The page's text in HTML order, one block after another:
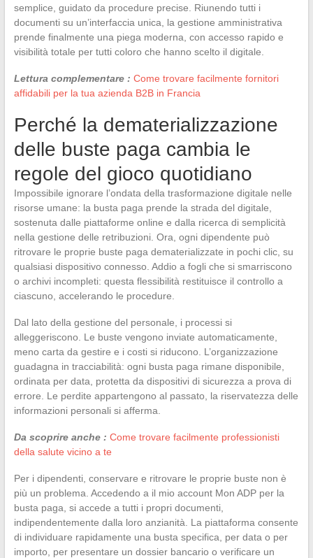
semplice, guidato da procedure precise. Riunendo tutti i
documenti su un’interfaccia unica, la gestione amministrativa
prende finalmente una piega moderna, con accesso rapido e
visibilità totale per tutti coloro che hanno scelto il digitale.
Lettura complementare : Come trovare facilmente fornitori
affidabili per la tua azienda B2B in Francia
Perché la dematerializzazione
delle buste paga cambia le
regole del gioco quotidiano
Impossibile ignorare l’ondata della trasformazione digitale nelle
risorse umane: la busta paga prende la strada del digitale,
sostenuta dalle piattaforme online e dalla ricerca di semplicità
nella gestione delle retribuzioni. Ora, ogni dipendente può
ritrovare le proprie buste paga dematerializzate in pochi clic, su
qualsiasi dispositivo connesso. Addio a fogli che si smarriscono
o archivi incompleti: questa flessibilità restituisce il controllo a
ciascuno, accelerando le procedure.
Dal lato della gestione del personale, i processi si
alleggeriscono. Le buste vengono inviate automaticamente,
meno carta da gestire e i costi si riducono. L’organizzazione
guadagna in tracciabilità: ogni busta paga rimane disponibile,
ordinata per data, protetta da dispositivi di sicurezza a prova di
errore. Le perdite appartengono al passato, la riservatezza delle
informazioni personali si afferma.
Da scoprire anche : Come trovare facilmente professionisti
della salute vicino a te
Per i dipendenti, conservare e ritrovare le proprie buste non è
più un problema. Accedendo a il mio account Mon ADP per la
busta paga, si accede a tutti i propri documenti,
indipendentemente dalla loro anzianità. La piattaforma consente
di individuare rapidamente una busta specifica, per data o per
importo, per presentare un dossier bancario o verificare un